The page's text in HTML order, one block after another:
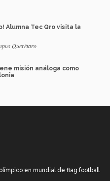
Alumna Tec Qro visita la
Querétaro
misión análoga como
en mundial de flag football